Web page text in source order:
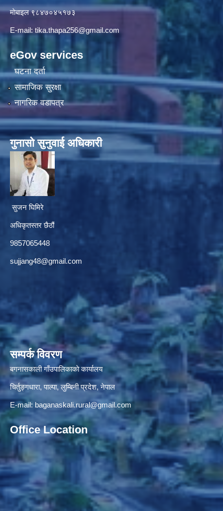
माे‍बाइल ९८४७०४५१७३
E-mail: tika.thapa256@gmail.com
eGov services
घटना दर्ता
सामाजिक सुरक्षा
नागरिक वडापत्र
गुनासाे सुनुवाई अधिकारी
सुजन घिमिरे
अधिकृतस्तर छैठौं‌
9857065448
sujjang48@gmail.com
सम्पर्क विवरण
बगनासकाली गाँउपालिकाकाे कार्यालय
चिर्तुङ्गधारा, पाल्पा, लुम्बिनी प्रदेश, नेपाल
E-mail: baganaskali.rural@gmail.com
Office Location